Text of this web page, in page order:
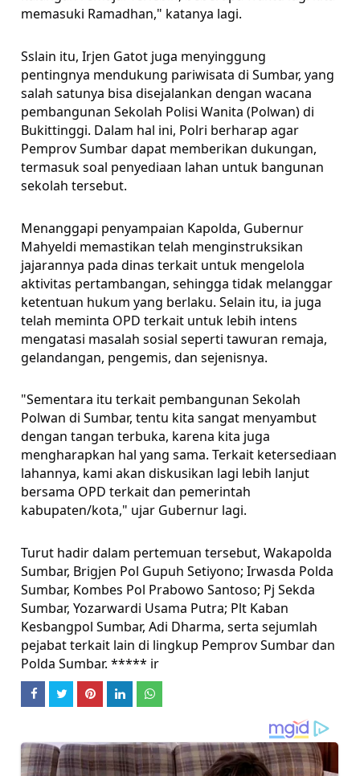
memasuki Ramadhan," katanya lagi.
Sslain itu, Irjen Gatot juga menyinggung
pentingnya mendukung pariwisata di Sumbar, yang
salah satunya bisa disejalankan dengan wacana
pembangunan Sekolah Polisi Wanita (Polwan) di
Bukittinggi. Dalam hal ini, Polri berharap agar
Pemprov Sumbar dapat memberikan dukungan,
termasuk soal penyediaan lahan untuk bangunan
sekolah tersebut.
Menanggapi penyampaian Kapolda, Gubernur
Mahyeldi memastikan telah menginstruksikan
jajarannya pada dinas terkait untuk mengelola
aktivitas pertambangan, sehingga tidak melanggar
ketentuan hukum yang berlaku. Selain itu, ia juga
telah meminta OPD terkait untuk lebih intens
mengatasi masalah sosial seperti tawuran remaja,
gelandangan, pengemis, dan sejenisnya.
"Sementara itu terkait pembangunan Sekolah
Polwan di Sumbar, tentu kita sangat menyambut
dengan tangan terbuka, karena kita juga
mengharapkan hal yang sama. Terkait ketersediaan
lahannya, kami akan diskusikan lagi lebih lanjut
bersama OPD terkait dan pemerintah
kabupaten/kota," ujar Gubernur lagi.
Turut hadir dalam pertemuan tersebut, Wakapolda
Sumbar, Brigjen Pol Gupuh Setiyono; Irwasda Polda
Sumbar, Kombes Pol Prabowo Santoso; Pj Sekda
Sumbar, Yozarwardi Usama Putra; Plt Kaban
Kesbangpol Sumbar, Adi Dharma, serta sejumlah
pejabat terkait lain di lingkup Pemprov Sumbar dan
Polda Sumbar. ***** ir